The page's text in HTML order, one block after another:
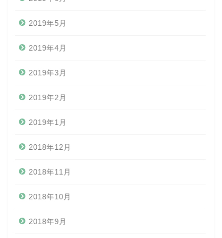
2019年5月
2019年4月
2019年3月
2019年2月
2019年1月
2018年12月
2018年11月
2018年10月
2018年9月